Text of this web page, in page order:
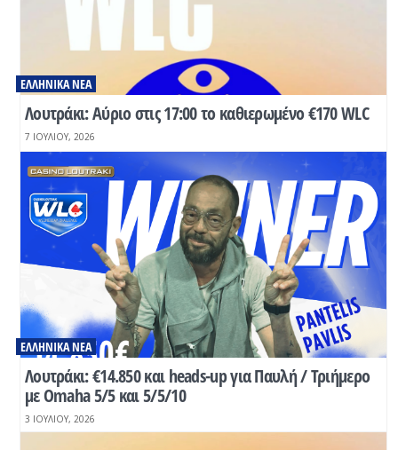
Λουτράκι: Αύριο στις 17:00 το καθιερωμένο €170 WLC
ΕΛΛΗΝΙΚΆ ΝΈΑ
7 ΙΟΥΛΊΟΥ, 2026
Λουτράκι: €14.850 και heads-up για Παυλή / Τριήμερο
με Omaha 5/5 και 5/5/10
ΕΛΛΗΝΙΚΆ ΝΈΑ
3 ΙΟΥΛΊΟΥ, 2026